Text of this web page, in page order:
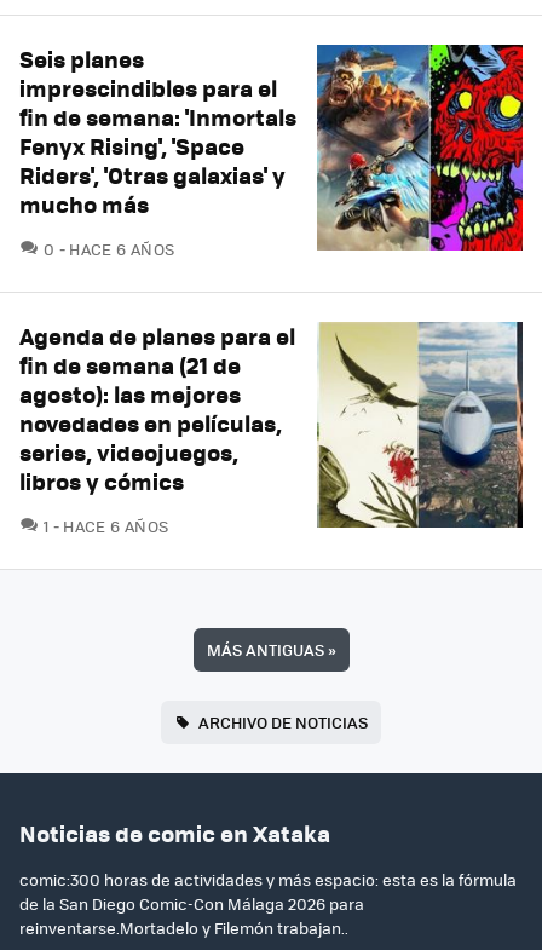
Seis planes
imprescindibles para el
fin de semana: 'Inmortals
Fenyx Rising', 'Space
Riders', 'Otras galaxias' y
mucho más
0 COMENTARIOS
HACE 6 AÑOS
Agenda de planes para el
fin de semana (21 de
agosto): las mejores
novedades en películas,
series, videojuegos,
libros y cómics
1 COMENTARIOS
HACE 6 AÑOS
MÁS ANTIGUAS»
ARCHIVO DE NOTICIAS
Noticias de comic en Xataka
comic:300 horas de actividades y más espacio: esta es la fórmula
de la San Diego Comic-Con Málaga 2026 para
reinventarse.Mortadelo y Filemón trabajan..